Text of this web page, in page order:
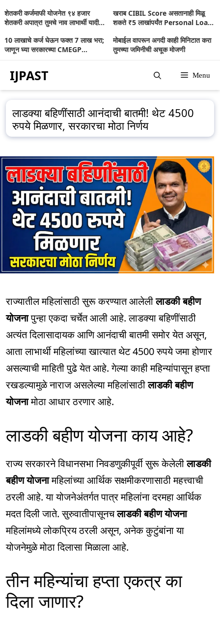
Skip
to
content
शेतकरी कर्जमाफी योजनेत ९४ हजार
शेतकरी अपात्र! तुमचे नाव लाभार्थी यादीत
खराब CIBIL Score असतानाही मिळू
शकते ₹5 लाखांपर्यंत Personal Loan;
10 लाखाचे कर्ज घेऊन फक्त 7 लाख भरा;
जाणून घ्या सरकारच्या CMEGP
मोबाईल वापरून अगदी काही मिनिटात करा
तुमच्या जमिनीची अचूक मोजणी
IJPAST Menu
लाडक्या बहिणींसाठी आनंदाची बातमी! थेट 4500
रुपये मिळणार, सरकारचा मोठा निर्णय
राज्यातील महिलांसाठी सुरू करण्यात आलेलीलाडकी बहीण
योजनापुन्हा एकदा चर्चेत आली आहे. लाडक्या बहिणींसाठी
अत्यंत दिलासादायक आणि आनंदाची बातमी समोर येत असून,
आता लाभार्थी महिलांच्या खात्यात थेट 4500 रुपये जमा होणार
असल्याची माहिती पुढे येत आहे. गेल्या काही महिन्यांपासून हप्ता
रखडल्यामुळे नाराज असलेल्या महिलांसाठीलाडकी बहीण
योजनामोठा आधार ठरणार आहे.
लाडकी बहीण योजना काय आहे?
राज्य सरकारने विधानसभा निवडणुकीपूर्वी सुरू केलेलीलाडकी
बहीण योजनामहिलांच्या आर्थिक सक्षमीकरणासाठी महत्त्वाची
ठरली आहे. या योजनेअंतर्गत पात्र महिलांना दरमहा आर्थिक
मदत दिली जाते. सुरुवातीपासूनचलाडकी बहीण योजना
महिलांमध्ये लोकप्रिय ठरली असून, अनेक कुटुंबांना या
योजनेमुळे मोठा दिलासा मिळाला आहे.
तीन महिन्यांचा हप्ता एकत्र का
दिला जाणार?